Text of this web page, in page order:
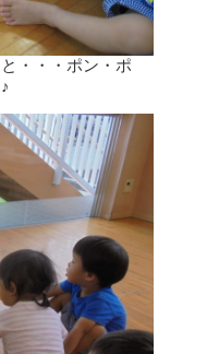
・・・ポン・ポ